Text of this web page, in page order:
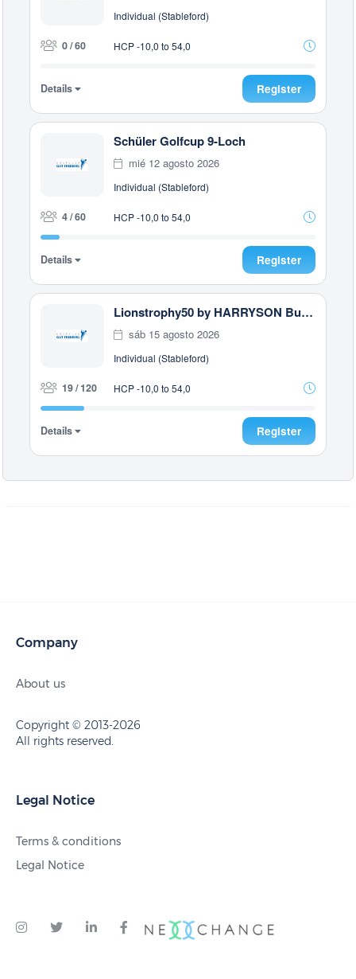
Individual (Stableford)
0 / 60 HCP -10,0 to 54,0
Details Register
Schüler Golfcup 9-Loch
mié 12 agosto 2026
Individual (Stableford)
4 / 60 HCP -10,0 to 54,0
Details Register
Lionstrophy50 by HARRYSON Businesswear
sáb 15 agosto 2026
Individual (Stableford)
19 / 120 HCP -10,0 to 54,0
Details Register
Company
About us
Copyright © 2013-2026
All rights reserved.
Legal Notice
Terms & conditions
Legal Notice